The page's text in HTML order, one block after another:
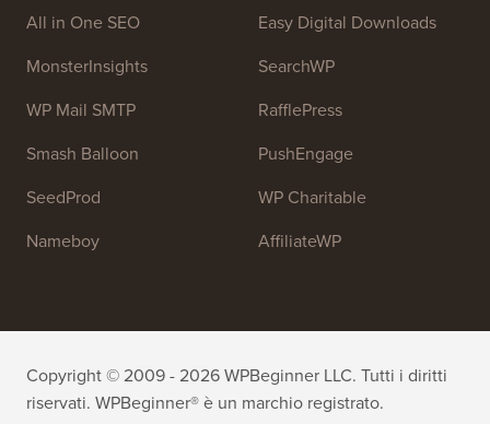
All in One SEO
MonsterInsights
WP Mail SMTP
Smash Balloon
SeedProd
Nameboy
Easy Digital Downloads
SearchWP
RafflePress
PushEngage
WP Charitable
AffiliateWP
Copyright © 2009 - 2026 WPBeginner LLC. Tutti i diritti
riservati. WPBeginner® è un marchio registrato.